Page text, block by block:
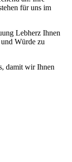
für uns im
Lebherz Ihnen
Würde zu
damit wir Ihnen